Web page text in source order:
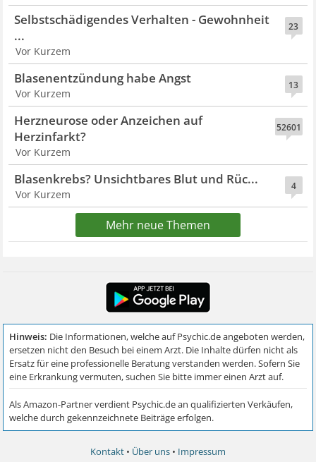
23
Selbstschädigendes Verhalten - Gewohnheit
...
Vor Kurzem
13
Blasenentzündung habe Angst
Vor Kurzem
52601
Herzneurose oder Anzeichen auf
Herzinfarkt?
Vor Kurzem
4
Blasenkrebs? Unsichtbares Blut und Rüc...
Vor Kurzem
Mehr neue Themen
Kontakt • Über uns • Impressum